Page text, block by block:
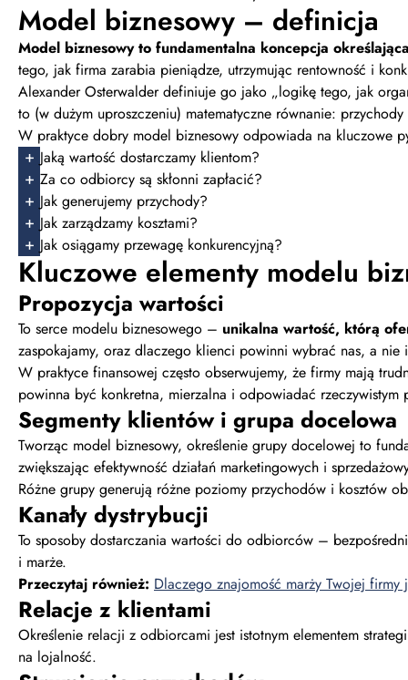
Model biznesowy – definicja
Model biznesowy to fundamentalna koncepcja
tego, jak firma zarabia pieniądze, utrzymując rentowność i
Alexander Osterwalder definiuje go jako „logikę tego, jak
to (w dużym uproszczeniu) matematyczne równanie:
W praktyce dobry model biznesowy odpowiada na kluczowe
Jaką wartość dostarczamy klientom?
Za co odbiorcy są skłonni zapłacić?
Jak generujemy przychody?
Jak zarządzamy kosztami?
Jak osiągamy przewagę konkurencyjną?
Kluczowe elementy modelu
Propozycja wartości
To serce modelu biznesowego – unikalna wartość, którą
zaspokajamy, oraz dlaczego klienci powinni wybrać nas, a nie
W praktyce finansowej często obserwujemy, że firmy mają
powinna być konkretna, mierzalna i odpowiadać
Segmenty klientów i grupa docelowa
Tworząc model biznesowy, określenie grupy docelowej to
zwiększając efektywność działań marketingowych i
Różne grupy generują różne poziomy przychodów i kosztów
Kanały dystrybucji
To sposoby dostarczania wartości do odbiorców –
i marże.
Przeczytaj również: Dlaczego znajomość marży Twojej
Relacje z klientami
Określenie relacji z odbiorcami jest istotnym elementem
na lojalność.